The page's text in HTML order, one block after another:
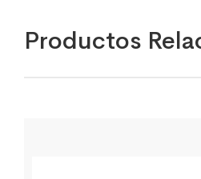
Productos